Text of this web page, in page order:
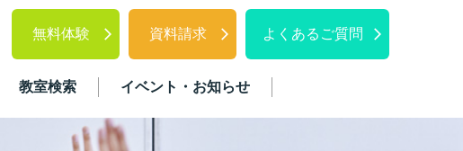
無料体験 資料請求 よくあるご質問
教室検索 イベント・お知らせ